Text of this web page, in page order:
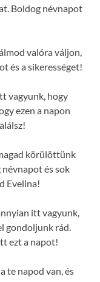
Boldog névnapot
valóra váljon,
és a sikerességet!
vagyunk, hogy
ezen a napon
körülöttünk
és sok
Evelina!
itt vagyunk,
gondoljunk rád.
ezt a napot!
te napod van, és